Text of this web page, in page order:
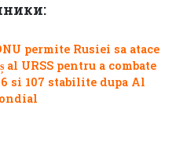
permite Rusiei sa atace
al URSS pentru a combate
si 107 stabilite dupa Al